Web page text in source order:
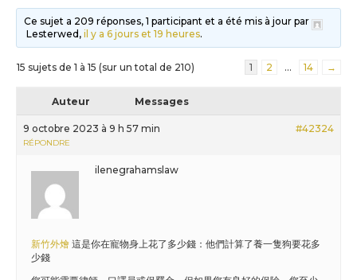
Ce sujet a 209 réponses, 1 participant et a été mis à jour par
Lesterwed,il y a 6 jours et 19 heures.
15 sujets de 1 à 15 (sur un total de 210) 1 2 … 14 →
Auteur Messages
9 octobre 2023 à 9 h 57 min #42324
RÉPONDRE
ilenegrahamslaw
新竹外燴 這是你在寵物身上花了多少錢：他們計算了養一隻狗要花多
少錢